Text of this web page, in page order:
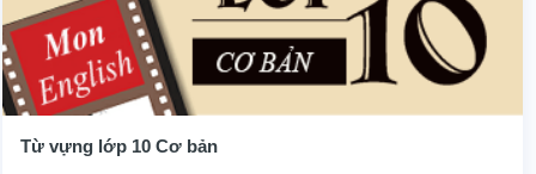
Từ vựng lớp 10 Cơ bản